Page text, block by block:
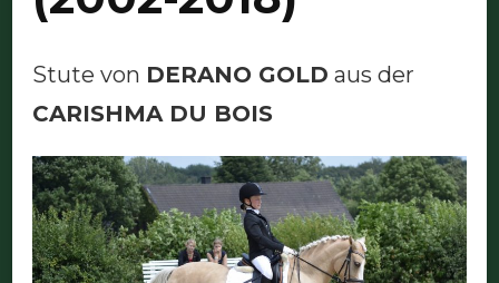
Stute von DERANO GOLD aus der
CARISHMA DU BOIS